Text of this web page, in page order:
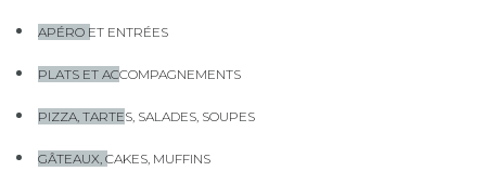
APÉRO ET ENTRÉES
PLATS ET ACCOMPAGNEMENTS
PIZZA, TARTES, SALADES, SOUPES
GÂTEAUX, CAKES, MUFFINS